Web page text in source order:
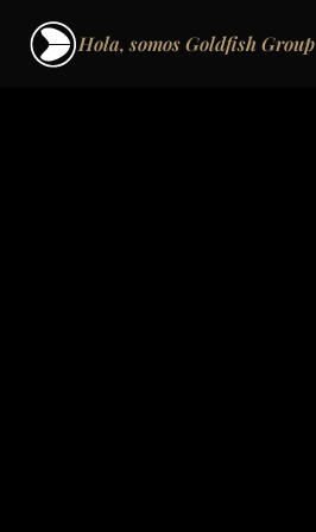
Hola, somos Goldfish Group